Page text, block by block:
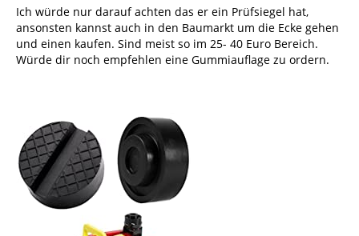
Ich würde nur darauf achten das er ein Prüfsiegel hat,
ansonsten kannst auch in den Baumarkt um die Ecke gehen
und einen kaufen. Sind meist so im 25- 40 Euro Bereich.
Würde dir noch empfehlen eine Gummiauflage zu ordern.